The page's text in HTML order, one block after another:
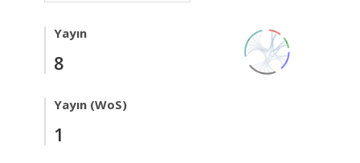
Yayın
8
Yayın (WoS)
1